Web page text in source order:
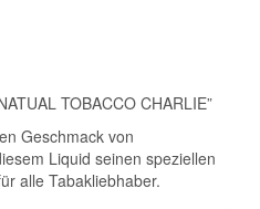
TOBACCO CHARLIE”
Geschmack von
Liquid seinen speziellen
alle Tabakliebhaber.